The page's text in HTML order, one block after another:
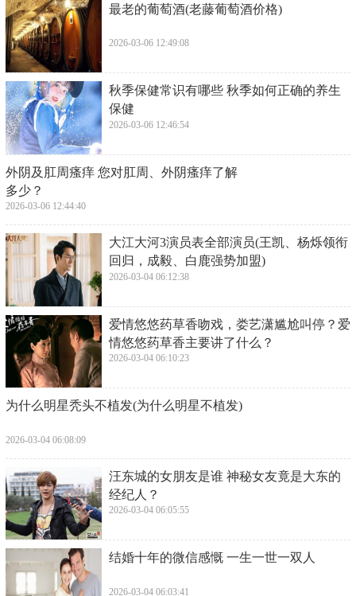
​最老的葡萄酒(老藤葡萄酒价格)
2026-03-06 12:49:08
​秋季保健常识有哪些 秋季如何正确的养生
保健
2026-03-06 12:46:54
​外阴及肛周瘙痒 您对肛周、外阴瘙痒了解
多少？
2026-03-06 12:44:40
​大江大河3演员表全部演员(王凯、杨烁领衔
回归，成毅、白鹿强势加盟)
2026-03-04 06:12:38
​爱情悠悠药草香吻戏，娄艺潇尴尬叫停？爱
情悠悠药草香主要讲了什么？
2026-03-04 06:10:23
​为什么明星秃头不植发(为什么明星不植发)
2026-03-04 06:08:09
​汪东城的女朋友是谁 神秘女友竟是大东的
经纪人？
2026-03-04 06:05:55
​结婚十年的微信感慨 一生一世一双人
2026-03-04 06:03:41